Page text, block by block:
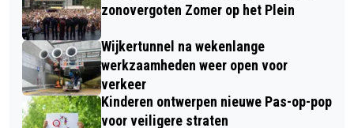
zonovergoten Zomer op het Plein
Wijkertunnel na wekenlange
werkzaamheden weer open voor
verkeer
Kinderen ontwerpen nieuwe Pas-op-pop
voor veiligere straten